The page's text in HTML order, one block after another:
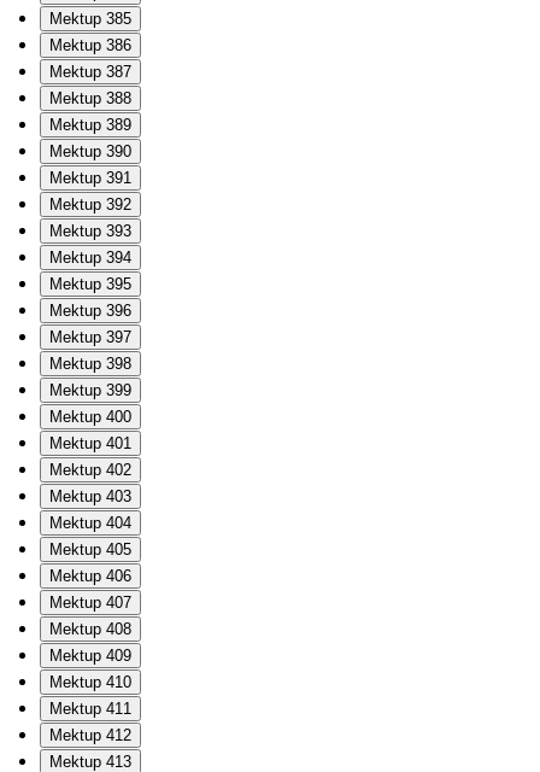
Mektup 385
Mektup 386
Mektup 387
Mektup 388
Mektup 389
Mektup 390
Mektup 391
Mektup 392
Mektup 393
Mektup 394
Mektup 395
Mektup 396
Mektup 397
Mektup 398
Mektup 399
Mektup 400
Mektup 401
Mektup 402
Mektup 403
Mektup 404
Mektup 405
Mektup 406
Mektup 407
Mektup 408
Mektup 409
Mektup 410
Mektup 411
Mektup 412
Mektup 413